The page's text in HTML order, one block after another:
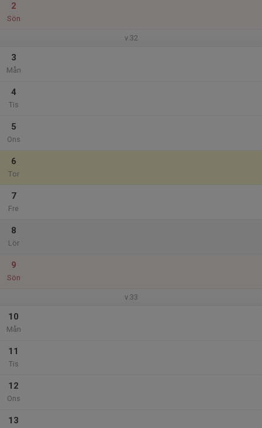
2
Sön
v.32
3
Mån
4
Tis
5
Ons
6
Tor
7
Fre
8
Lör
9
Sön
v.33
10
Mån
11
Tis
12
Ons
13